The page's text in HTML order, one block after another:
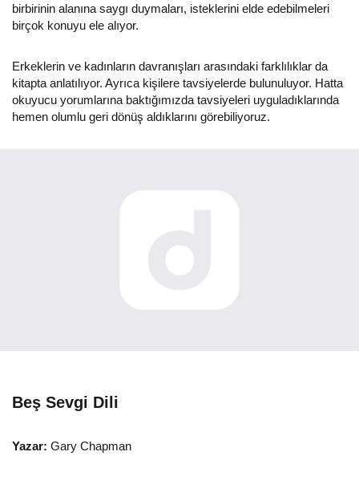
birbirinin alanına saygı duymaları, isteklerini elde edebilmeleri
birçok konuyu ele alıyor.
Erkeklerin ve kadınların davranışları arasındaki farklılıklar da
kitapta anlatılıyor. Ayrıca kişilere tavsiyelerde bulunuluyor. Hatta
okuyucu yorumlarına baktığımızda tavsiyeleri uyguladıklarında
hemen olumlu geri dönüş aldıklarını görebiliyoruz.
Beş Sevgi Dili
Yazar: Gary Chapman